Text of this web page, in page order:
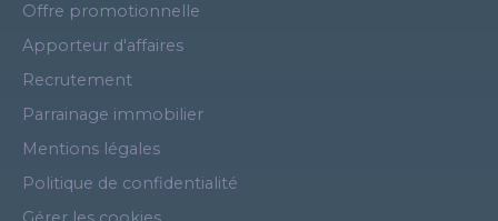
Offre promotionnelle
Apporteur d'affaires
Recrutement
Parrainage immobilier
Mentions légales
Politique de confidentialité